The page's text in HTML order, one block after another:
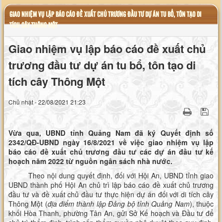
GIAO NHIỆM VỤ LẬP BÁO CÁO ĐỀ XUẤT CHỦ TRƯƠNG ĐẦU TƯ DỰ ÁN TU BỔ, TÔN TẠO DI
TÍCH CÂY THÔNG MỘT
Giao nhiệm vụ lập báo cáo đề xuất chủ
trương đầu tư dự án tu bổ, tôn tạo di
tích cây Thông Một
Chủ nhật - 22/08/2021 21:23
Vừa qua, UBND tỉnh Quảng Nam đã ký Quyết định số
2342/QĐ-UBND ngày 16/8/2021 về việc giao nhiệm vụ lập
báo cáo đề xuất chủ trương đầu tư các dự án đầu tư kế
hoạch năm 2022 từ nguồn ngân sách nhà nước.
Theo nội dung quyết định, đối với Hội An, UBND tỉnh giao
UBND thành phố Hội An chủ trì lập báo cáo đề xuất chủ trương
đầu tư và đề xuất chủ đầu tư thực hiện dự án đối với di tích cây
Thông Một (địa điểm thành lập Đảng bộ tỉnh Quảng Nam), thuộc
khối Hòa Thanh, phường Tân An, gửi Sở Kế hoạch và Đầu tư để